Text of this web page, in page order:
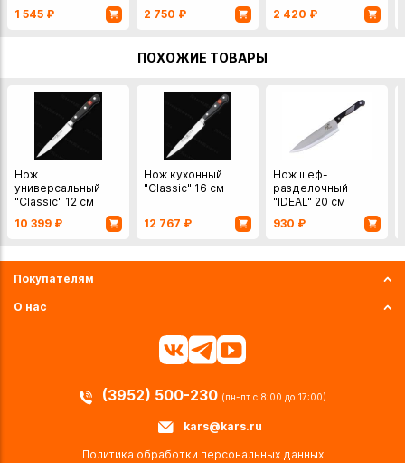
1 545 ₽ 2 750 ₽
2 420 ₽
ПОХОЖИЕ ТОВАРЫ
Нож
универсальный
"Classic" 12 см
10 399 ₽
Нож кухонный
"Classic" 16 см
12 767 ₽
Нож шеф-
разделочный
"IDEAL" 20 см
930 ₽
Покупателям
О нас
(3952) 500-230 (пн-пт с 8:00 до 17:00)
kars@kars.ru
Политика обработки персональных данных